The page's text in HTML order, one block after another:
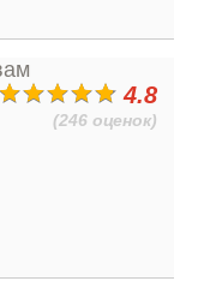
4.8
(246 оценок)